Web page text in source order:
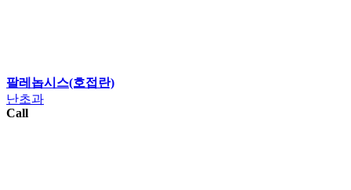
팔레놉시스(호접란)
난초과
Call